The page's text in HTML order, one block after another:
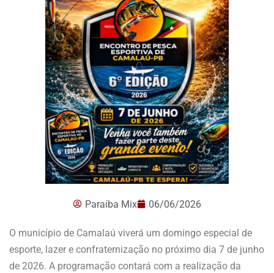
Paraíba Mix 06/06/2026
O município de Camalaú viverá um domingo especial de
esporte, lazer e confraternização no próximo dia 7 de junho
de 2026. A programação contará com a realização da